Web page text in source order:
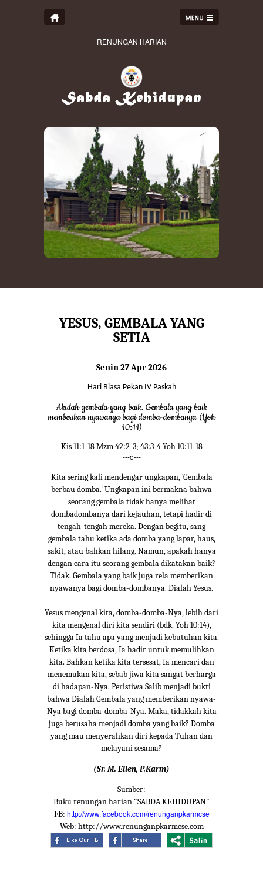
RENUNGAN HARIAN
YESUS, GEMBALA YANG
SETIA
Senin 27 Apr 2026
Hari Biasa Pekan IV Paskah
Akulah gembala yang baik. Gembala yang baik
memberikan nyawanya bagi domba-dombanya (Yoh
10:11)
Kis 11:1-18 Mzm 42:2-3; 43:3-4 Yoh 10:11-18
---o---
Kita sering kali mendengar ungkapan, `Gembala
berbau domba.` Ungkapan ini bermakna bahwa
seorang gembala tidak hanya melihat
dombadombanya dari kejauhan, tetapi hadir di
tengah-tengah mereka. Dengan begitu, sang
gembala tahu ketika ada domba yang lapar, haus,
sakit, atau bahkan hilang. Namun, apakah hanya
dengan cara itu seorang gembala dikatakan baik?
Tidak. Gembala yang baik juga rela memberikan
nyawanya bagi domba-dombanya. Dialah Yesus.
Yesus mengenal kita, domba-domba-Nya, lebih dari
kita mengenal diri kita sendiri (bdk. Yoh 10:14),
sehingga Ia tahu apa yang menjadi kebutuhan kita.
Ketika kita berdosa, Ia hadir untuk memulihkan
kita. Bahkan ketika kita tersesat, Ia mencari dan
menemukan kita, sebab jiwa kita sangat berharga
di hadapan-Nya. Peristiwa Salib menjadi bukti
bahwa Dialah Gembala yang memberikan nyawa-
Nya bagi domba-domba-Nya. Maka, tidakkah kita
juga berusaha menjadi domba yang baik? Domba
yang mau menyerahkan diri kepada Tuhan dan
melayani sesama?
(Sr. M. Ellen, P.Karm)
Sumber:
Buku renungan harian "SABDA KEHIDUPAN"
FB: http://www.facebook.com/renunganpkarmcse
Web: http://www.renunganpkarmcse.com